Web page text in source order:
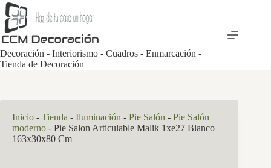
Saltar
al
contenido
Decoración - Interiorismo - Cuadros - Enmarcación -
Tienda de Decoración
Inicio - Tienda - Iluminación - Pie Salón - Pie Salón
moderno - Pie Salon Articulable Malik 1xe27 Blanco
163x30x80 Cm